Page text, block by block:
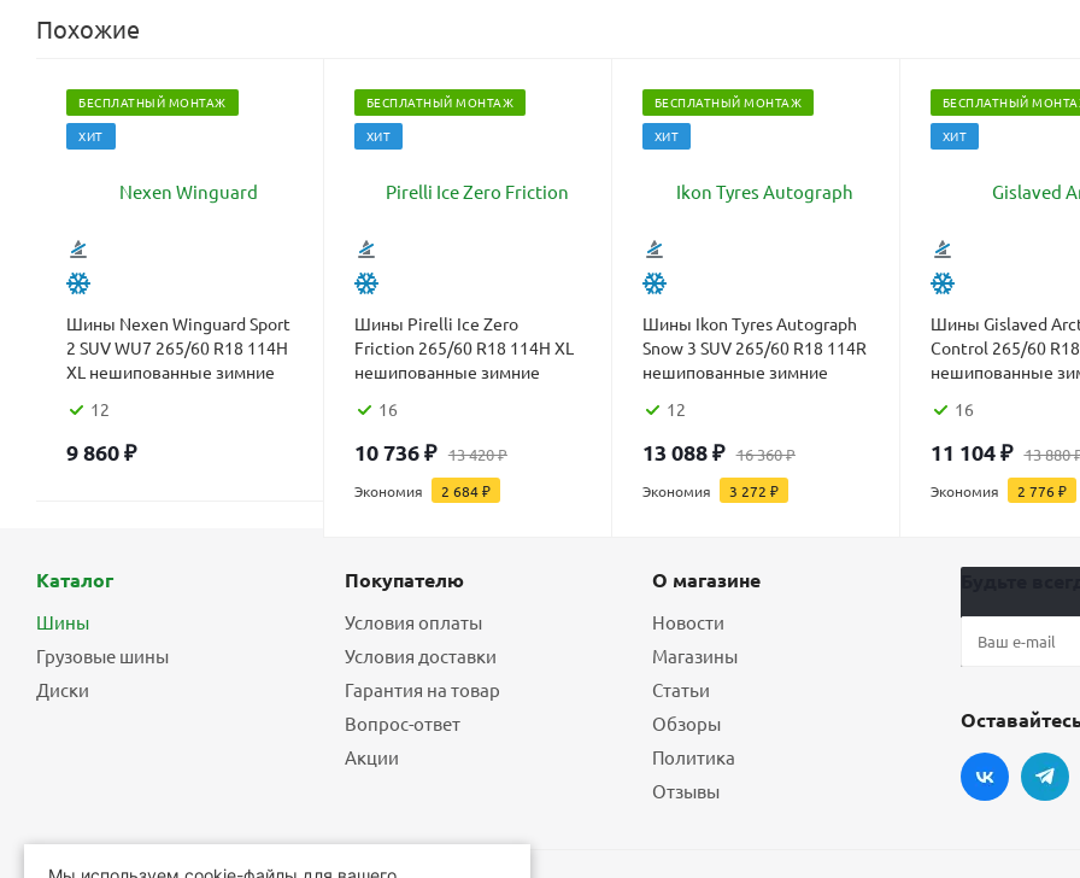
Похожие
БЕСПЛАТНЫЙ МОНТАЖ
ХИТ
Шины Nexen Winguard Sport
2 SUV WU7 265/60 R18 114H
XL нешипованные зимние
12
9 860₽
БЕСПЛАТНЫЙ МОНТАЖ
ХИТ
Шины Pirelli Ice Zero
Friction 265/60 R18 114H XL
нешипованные зимние
16
10 736₽ 13 420₽
Экономия 2 684₽
БЕСПЛАТНЫЙ МОНТАЖ
ХИТ
Шины Ikon Tyres Autograph
Snow 3 SUV 265/60 R18 114R
нешипованные зимние
12
13 088₽ 16 360₽
Экономия 3 272 ₽
БЕСПЛАТНЫЙ
ХИТ
Шины Gislaved
Control 265/60
нешипованные
16
11 104₽ 13 880
Экономия 2 776₽
Каталог
Шины
Грузовые шины
Диски
Покупателю
Условия оплаты
Условия доставки
Гарантия на товар
Вопрос-ответ
Акции
О магазине
Новости
Магазины
Статьи
Обзоры
Политика
Отзывы